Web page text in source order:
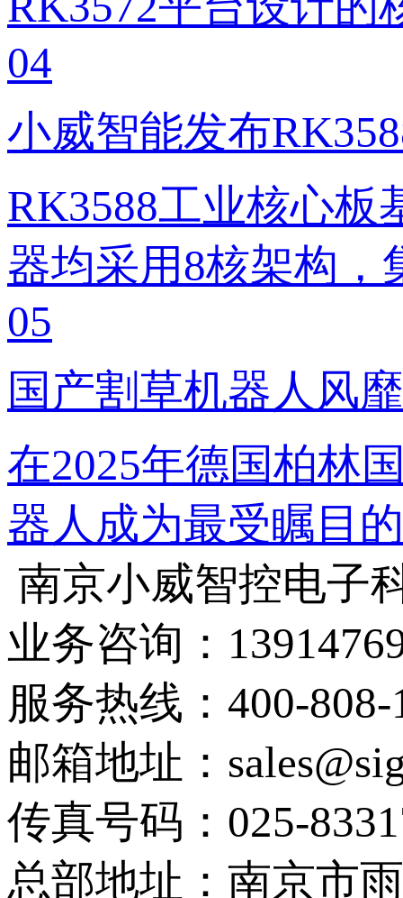
04
小威智能发布
RK3588工业核心板
器均采用8核架构
05
国产割草机器人风
在2025年德国柏林
器人成为最受瞩目
南京小威智控电子
业务咨询：
服务热线：400-808-
邮箱地址：
传真号码：025-
总部地址：南京市